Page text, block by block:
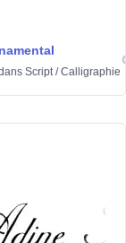
Script/Calligraphie